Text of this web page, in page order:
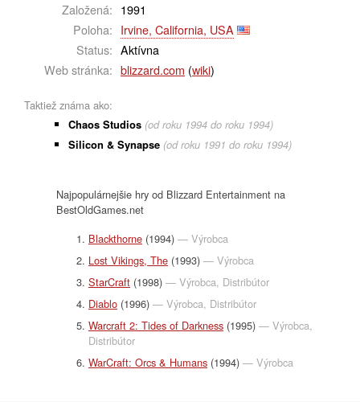
Založená: 1991
Poloha: Irvine, California, USA
Status: Aktívna
Web stránka: blizzard.com (wiki)
Taktiež známa ako:
Chaos Studios (od roku 1994 do roku 1994)
Silicon & Synapse (od roku 1991 do roku 1994)
Najpopulárnejšie hry od Blizzard Entertainment na
BestOldGames.net
Blackthorne (1994) — Výrobca
Lost Vikings, The (1993) — Výrobca
StarCraft (1998) — Výrobca, Distribútor
Diablo (1996) — Výrobca, Distribútor
Warcraft 2: Tides of Darkness (1995) — Výrobca,
Distribútor
WarCraft: Orcs & Humans (1994) — Výrobca